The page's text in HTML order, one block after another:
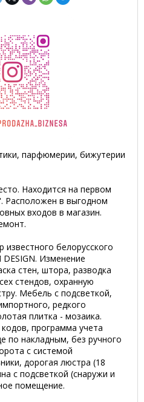
парфюмерии, бижутерии
Находится на первом
Расположен в выгодном
входов в магазин.
известного белорусского
Изменение
стен, штора, разводка
стендов, охранную
Мебель с подсветкой,
редкого
плитка - мозаика.
программа учета
по накладным, без ручного
с системой
дорогая люстра (18
с подсветкой (снаружи и
помещение.